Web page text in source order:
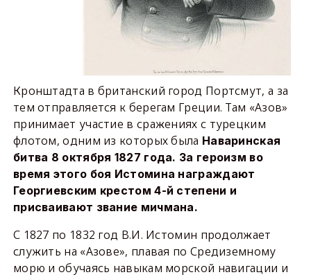
Кронштадта в британский город Портсмут, а за
тем отправляется к берегам Греции. Там «Азов»
принимает участие в сражениях с турецким
флотом, одним из которых была Наваринская
битва 8 октября 1827 года. За героизм во
время этого боя Истомина награждают
Георгиевским крестом 4-й степени и
присваивают звание мичмана.
С 1827 по 1832 год В.И. Истомин продолжает
служить на «Азове», плавая по Средиземному
морю и обучаясь навыкам морской навигации и